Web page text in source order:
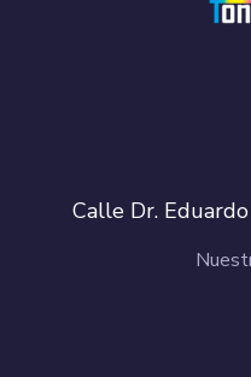
Calle Dr.